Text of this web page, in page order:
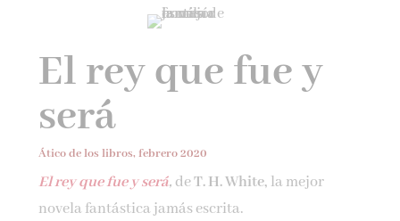
El rey que fue y
será
Ático de los libros, febrero 2020
El rey que fue y será, deT. H. White, la mejor
novela fantástica jamás escrita.
¡Suscríbete y No Te Pierdas
Nada!
Únete a nuestra comunidad de amantes de la
reseñas directamente en tu bandeja de entrada.